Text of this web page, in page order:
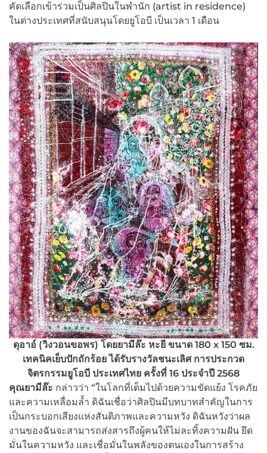
คัดเลือกเข้าร่วมเป็นศิลปินในพำนัก (artist in residence)
ในต่างประเทศที่สนับสนุนโดยยูโอบี เป็นเวลา 1 เดือน
ดุอาอ์ (วิงวอนขอพร) โดยยามีล๊ะ หะยี ขนาด 180 x 150 ซม.
เทคนิคเย็บปักถักร้อย ได้รับรางวัลชนะเลิศ การประกวด
จิตรกรรมยูโอบี ประเทศไทย ครั้งที่ 16 ประจำปี 2568
คุณยามีล๊ะ กล่าวว่า “ในโลกที่เต็มไปด้วยความขัดแย้ง โรคภัย
และความเหลื่อมล้ำ ดิฉันเชื่อว่าศิลปินมีบทบาทสำคัญในการ
เป็นกระบอกเสียงแห่งสันติภาพและความหวัง ดิฉันหวังว่าผล
งานของฉันจะสามารถส่งสารถึงผู้คนให้ไม่ละทิ้งความฝัน ยึด
มั่นในความหวัง และเชื่อมั่นในพลังของตนเองในการสร้าง